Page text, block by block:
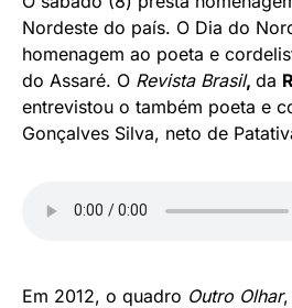
Nordeste do país. O Dia do
homenagem ao poeta e
do Assaré. O Revista Brasil, da
entrevistou o também poeta e
Gonçalves Silva, neto de
Em 2012, o quadro Outro Olhar,